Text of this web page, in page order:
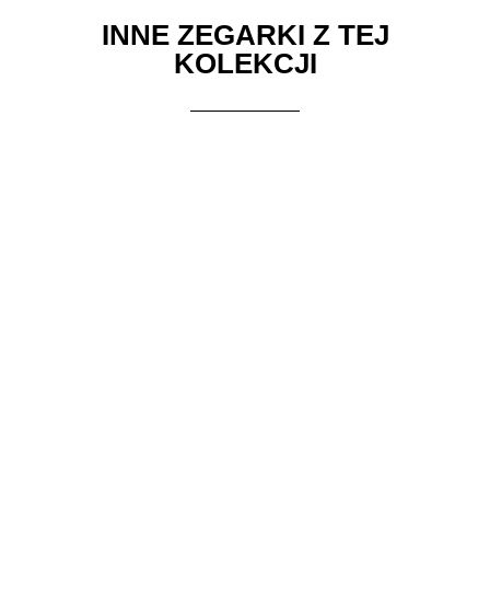
INNE ZEGARKI Z TEJ
KOLEKCJI